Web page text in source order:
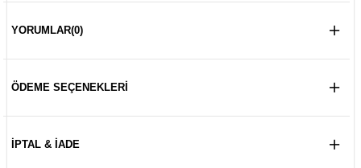
YORUMLAR(0)
ÖDEME SEÇENEKLERI
İPTAL & İADE